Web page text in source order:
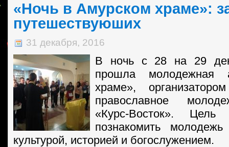
«Ночь в Амурском храме»:
путешествуюших
31 декабря, 2016
В ночь с 28 на 29
прошла молодежная
храме»,
православное
«Курс-Восток».
познакомить
культурой, историей и богослужением.